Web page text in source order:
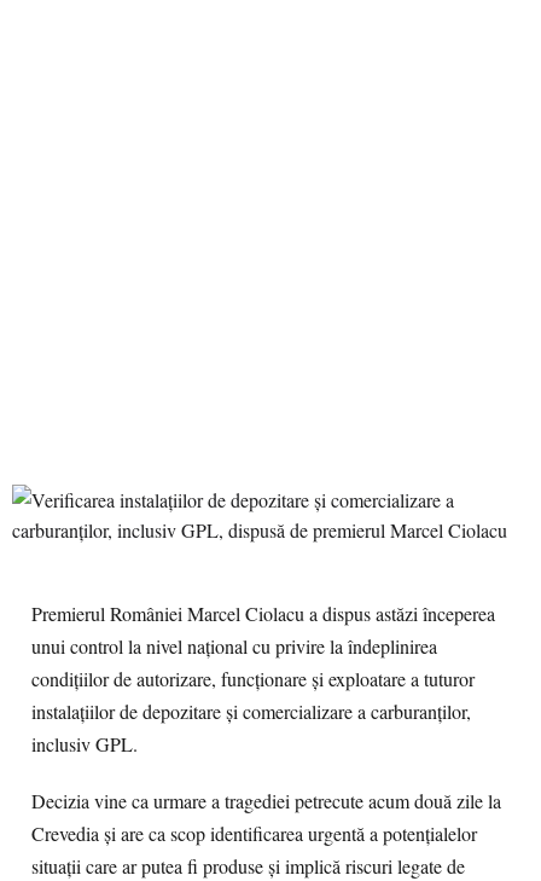
Premierul României Marcel Ciolacu a dispus astăzi începerea
unui control la nivel național cu privire la îndeplinirea
condițiilor de autorizare, funcționare și exploatare a tuturor
instalațiilor de depozitare și comercializare a carburanților,
inclusiv GPL.
Decizia vine ca urmare a tragediei petrecute acum două zile la
Crevedia și are ca scop identificarea urgentă a potențialelor
situații care ar putea fi produse și implică riscuri legate de